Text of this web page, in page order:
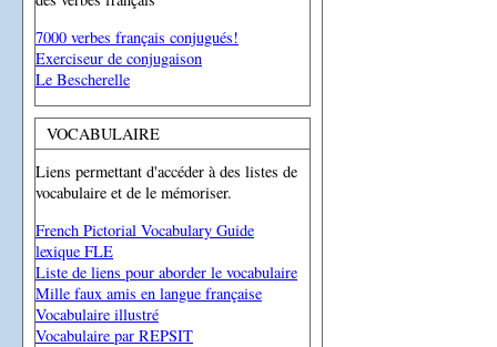
7000 verbes français conjugués!
Exerciseur de conjugaison
Le Bescherelle
VOCABULAIRE
Liens permettant d'accéder à des listes de
vocabulaire et de le mémoriser.
French Pictorial Vocabulary Guide
lexique FLE
Liste de liens pour aborder le vocabulaire
Mille faux amis en langue française
Vocabulaire illustré
Vocabulaire par REPSIT